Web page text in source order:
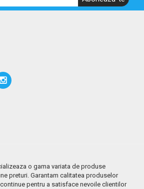
o gama variata de produse
preturi. Garantam calitatea produselor
pentru a satisface nevoile clientilor